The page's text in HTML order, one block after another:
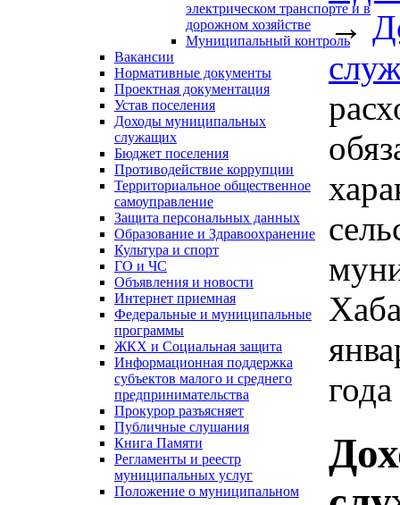
электрическом транспорте и в
дорожном хозяйстве
Муниципальный контроль
Вакансии
Нормативные документы
Проектная документация
Устав поселения
Доходы муниципальных
служащих
Бюджет поселения
Противодействие коррупции
Территориальное общественное
самоуправление
Защита персональных данных
Образование и Здравоохранение
Культура и спорт
ГО и ЧС
Объявления и новости
Интернет приемная
Федеральные и муниципальные
программы
ЖКХ и Социальная защита
Информационная поддержка
субъектов малого и среднего
предпринимательства
Прокурор разъясняет
Публичные слушания
Книга Памяти
Регламенты и реестр
муниципальных услуг
Положение о муниципальном
→
года